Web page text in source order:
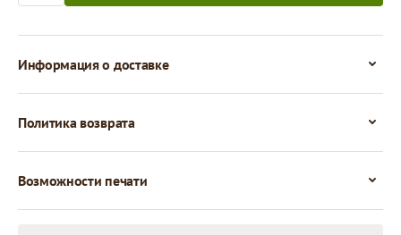
Информация о доставке
Политика возврата
Возможности печати